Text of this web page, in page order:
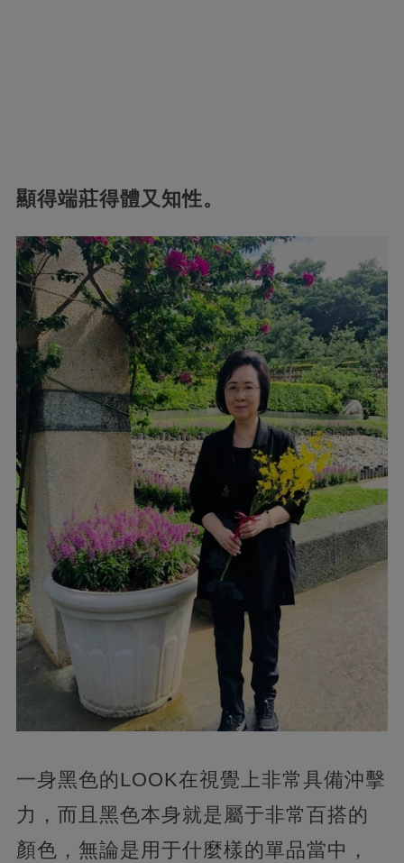
顯得端莊得體又知性。
一身黑色的LOOK在視覺上非常具備沖擊
力，而且黑色本身就是屬于非常百搭的
顏色，無論是用于什麼樣的單品當中，